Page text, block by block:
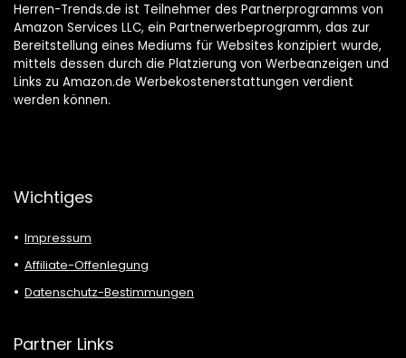
Herren-Trends.de ist Teilnehmer des Partnerprogramms von
Amazon Services LLC, ein Partnerwerbeprogramm, das zur
Bereitstellung eines Mediums für Websites konzipiert wurde,
mittels dessen durch die Platzierung von Werbeanzeigen und
Links zu Amazon.de Werbekostenerstattungen verdient
werden können.
Wichtiges
Impressum
Affiliate-Offenlegung
Datenschutz-Bestimmungen
Partner Links